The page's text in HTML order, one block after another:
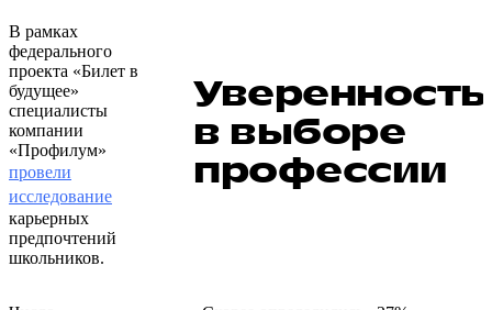
В рамках
федерального
проекта «Билет в
будущее»
специалисты
компании
«Профилум»
провели
исследование
карьерных
предпочтений
школьников.
Уверенность
в выборе
профессии